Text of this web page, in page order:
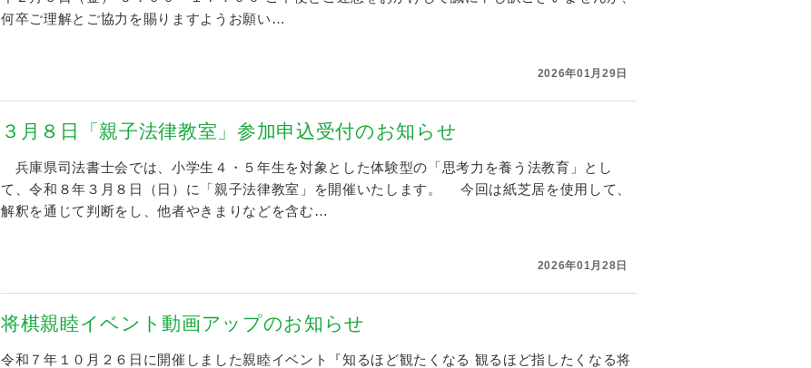
何卒ご理解とご協力を賜りますようお願い…
2026年01月29日
３月８日「親子法律教室」参加申込受付のお知らせ
兵庫県司法書士会では、小学生４・５年生を対象とした体験型の「思考力を養う法教育」とし
て、令和８年３月８日（日）に「親子法律教室」を開催いたします。 今回は紙芝居を使用して、
解釈を通じて判断をし、他者やきまりなどを含む…
2026年01月28日
将棋親睦イベント動画アップのお知らせ
令和７年１０月２６日に開催しました親睦イベント『知るほど観たくなる 観るほど指したくなる将